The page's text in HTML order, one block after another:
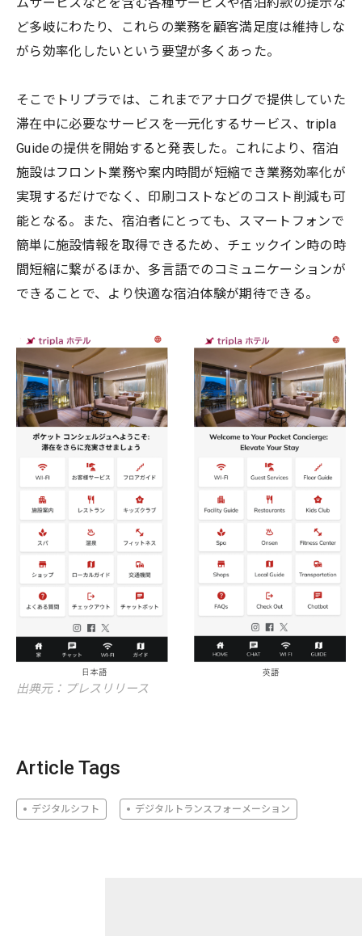
ど多岐にわたり、これらの業務を顧客満足度は維持しな
がら効率化したいという要望が多くあった。
そこでトリプラでは、これまでアナログで提供していた
滞在中に必要なサービスを一元化するサービス、tripla
Guideの提供を開始すると発表した。これにより、宿泊
施設はフロント業務や案内時間が短縮でき業務効率化が
実現するだけでなく、印刷コストなどのコスト削減も可
能となる。また、宿泊者にとっても、スマートフォンで
簡単に施設情報を取得できるため、チェックイン時の時
間短縮に繋がるほか、多言語でのコミュニケーションが
できることで、より快適な宿泊体験が期待できる。
出典元：プレスリリース
Article Tags
デジタルシフト デジタルトランスフォーメーション